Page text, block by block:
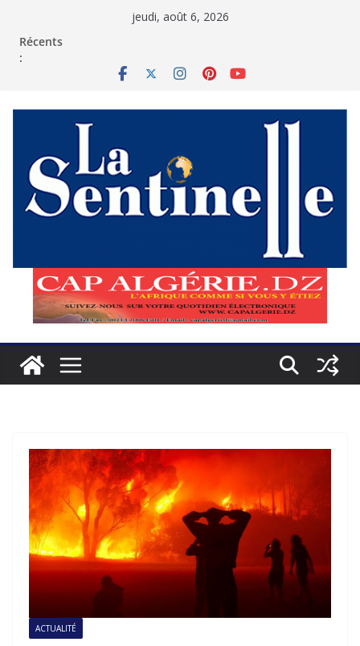
jeudi, août 6, 2026
Récents
:
ACTUALITÉ